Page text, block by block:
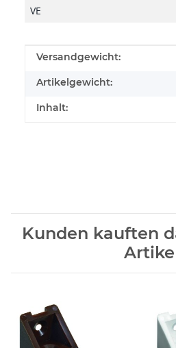
VE
Produkteigenschaft
Wert
Versandgewicht:
Artikelgewicht:
Inhalt:
Kunden kauften